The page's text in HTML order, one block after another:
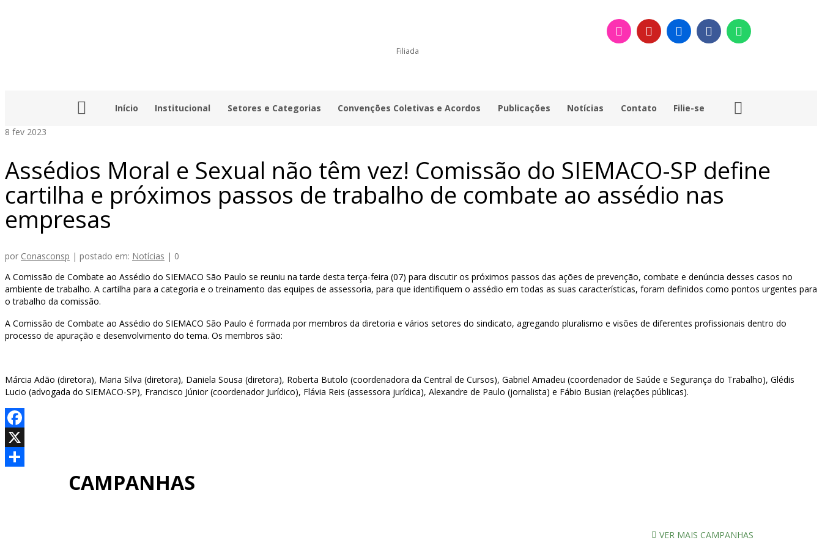
Filiada
Início Institucional Setores e Categorias Convenções Coletivas e Acordos Publicações Notícias Contato Filie-se
8 fev 2023
Assédios Moral e Sexual não têm vez! Comissão do SIEMACO-SP define
cartilha e próximos passos de trabalho de combate ao assédio nas
empresas
por Conasconsp | postado em: Notícias | 0
A Comissão de Combate ao Assédio do SIEMACO São Paulo se reuniu na tarde desta terça-feira (07) para discutir os próximos passos das ações de prevenção, combate e denúncia desses casos no
ambiente de trabalho. A cartilha para a categoria e o treinamento das equipes de assessoria, para que identifiquem o assédio em todas as suas características, foram definidos como pontos urgentes para
o trabalho da comissão.
A Comissão de Combate ao Assédio do SIEMACO São Paulo é formada por membros da diretoria e vários setores do sindicato, agregando pluralismo e visões de diferentes profissionais dentro do
processo de apuração e desenvolvimento do tema. Os membros são:
Márcia Adão (diretora), Maria Silva (diretora), Daniela Sousa (diretora), Roberta Butolo (coordenadora da Central de Cursos), Gabriel Amadeu (coordenador de Saúde e Segurança do Trabalho), Glédis
Lucio (advogada do SIEMACO-SP), Francisco Júnior (coordenador Jurídico), Flávia Reis (assessora jurídica), Alexandre de Paulo (jornalista) e Fábio Busian (relações públicas).
Facebook
X
CAMPANHAS
VER MAIS CAMPANHAS